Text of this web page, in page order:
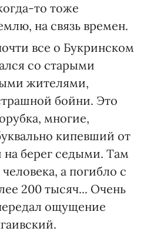
то тоже
на связь времен.
все о Букринском
со старыми
жителями,
бойни. Это
многие,
кипевший от
на берег седыми. Там
а погибло с
200 тысяч... Очень
ощущение